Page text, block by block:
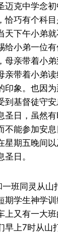
迈克中学念
恰巧有个科
天下午小弟
小弟一位有
母亲带着小
亲带着小弟
印象。也因
到基督徒守
圣日，虽然
不能参加安
星期五晚间
日。
班同灵从山
期学生神学
上又有一大班
早上7时从山